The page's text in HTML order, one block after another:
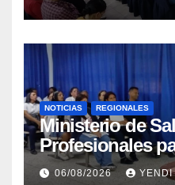
NOTICIAS REGIONALES
Ministerio de
Profesionales
Tuberculosis en
06/08/2026 YENDI